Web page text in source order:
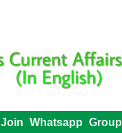
Join Whatsapp Group